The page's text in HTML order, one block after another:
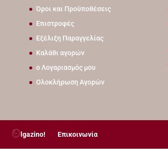
Όροι και Προϋποθέσεις
Επιστροφές
Εξέλιξη Παραγγελίας
Καλάθι αγορών
ο Λογαριασμός μου
Ολοκλήρωση Αγορών
lgazino! Επικοινωνία